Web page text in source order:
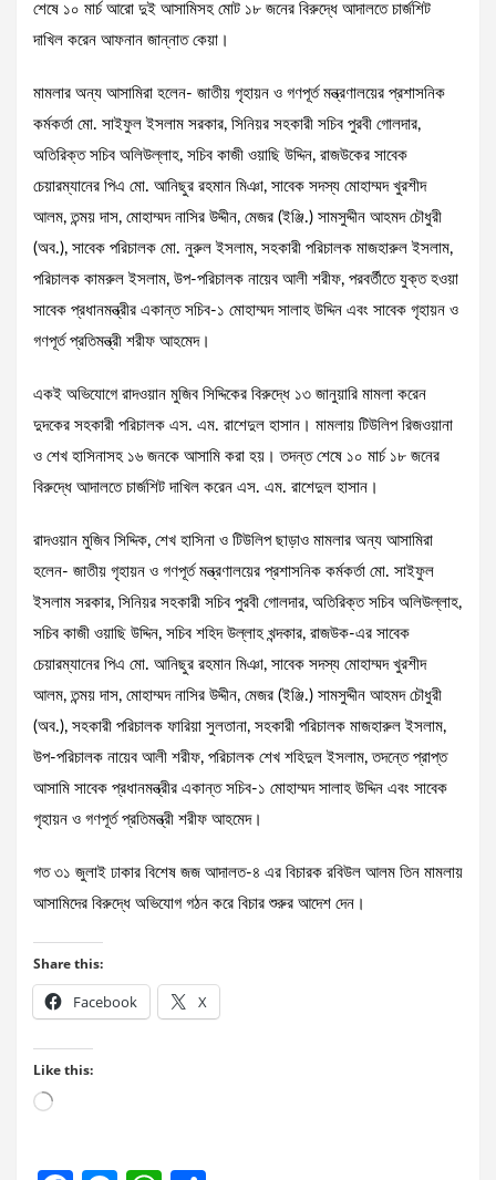
শেষে ১০ মার্চ আরো দুই আসামিসহ মোট ১৮ জনের বিরুদ্ধে আদালতে চার্জশিট
দাখিল করেন আফনান জান্নাত কেয়া।
মামলার অন্য আসামিরা হলেন- জাতীয় গৃহায়ন ও গণপূর্ত মন্ত্রণালয়ের প্রশাসনিক
কর্মকর্তা মো. সাইফুল ইসলাম সরকার, সিনিয়র সহকারী সচিব পুরবী গোলদার,
অতিরিক্ত সচিব অলিউল্লাহ, সচিব কাজী ওয়াছি উদ্দিন, রাজউকের সাবেক
চেয়ারম্যানের পিএ মো. আনিছুর রহমান মিঞা, সাবেক সদস্য মোহাম্মদ খুরশীদ
আলম, তন্ময় দাস, মোহাম্মদ নাসির উদ্দীন, মেজর (ইঞ্জি.) সামসুদ্দীন আহমদ চৌধুরী
(অব.), সাবেক পরিচালক মো. নুরুল ইসলাম, সহকারী পরিচালক মাজহারুল ইসলাম,
পরিচালক কামরুল ইসলাম, উপ-পরিচালক নায়েব আলী শরীফ, পরবর্তীতে যুক্ত হওয়া
সাবেক প্রধানমন্ত্রীর একান্ত সচিব-১ মোহাম্মদ সালাহ উদ্দিন এবং সাবেক গৃহায়ন ও
গণপূর্ত প্রতিমন্ত্রী শরীফ আহমেদ।
একই অভিযোগে রাদওয়ান মুজিব সিদ্দিকের বিরুদ্ধে ১৩ জানুয়ারি মামলা করেন
দুদকের সহকারী পরিচালক এস. এম. রাশেদুল হাসান। মামলায় টিউলিপ রিজওয়ানা
ও শেখ হাসিনাসহ ১৬ জনকে আসামি করা হয়। তদন্ত শেষে ১০ মার্চ ১৮ জনের
বিরুদ্ধে আদালতে চার্জশিট দাখিল করেন এস. এম. রাশেদুল হাসান।
রাদওয়ান মুজিব সিদ্দিক, শেখ হাসিনা ও টিউলিপ ছাড়াও মামলার অন্য আসামিরা
হলেন- জাতীয় গৃহায়ন ও গণপূর্ত মন্ত্রণালয়ের প্রশাসনিক কর্মকর্তা মো. সাইফুল
ইসলাম সরকার, সিনিয়র সহকারী সচিব পুরবী গোলদার, অতিরিক্ত সচিব অলিউল্লাহ,
সচিব কাজী ওয়াছি উদ্দিন, সচিব শহিদ উল্লাহ খন্দকার, রাজউক-এর সাবেক
চেয়ারম্যানের পিএ মো. আনিছুর রহমান মিঞা, সাবেক সদস্য মোহাম্মদ খুরশীদ
আলম, তন্ময় দাস, মোহাম্মদ নাসির উদ্দীন, মেজর (ইঞ্জি.) সামসুদ্দীন আহমদ চৌধুরী
(অব.), সহকারী পরিচালক ফারিয়া সুলতানা, সহকারী পরিচালক মাজহারুল ইসলাম,
উপ-পরিচালক নায়েব আলী শরীফ, পরিচালক শেখ শহিদুল ইসলাম, তদন্তে প্রাপ্ত
আসামি সাবেক প্রধানমন্ত্রীর একান্ত সচিব-১ মোহাম্মদ সালাহ উদ্দিন এবং সাবেক
গৃহায়ন ও গণপূর্ত প্রতিমন্ত্রী শরীফ আহমেদ।
গত ৩১ জুলাই ঢাকার বিশেষ জজ আদালত-৪ এর বিচারক রবিউল আলম তিন মামলায়
আসামিদের বিরুদ্ধে অভিযোগ গঠন করে বিচার শুরুর আদেশ দেন।
Share this:
Facebook X
Like this:
Loading…